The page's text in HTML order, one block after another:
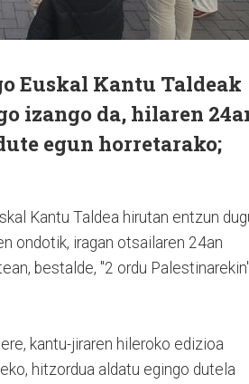
Euskal Kantu Taldeak
izango da, hilaren
egun horretarako;
Kantu Taldea hirutan entzun
ondotik, iragan otsailaren 24an
bestalde, "2 ordu
kantu-jiraren hileroko edizioa
hitzordua aldatu egingo dutela